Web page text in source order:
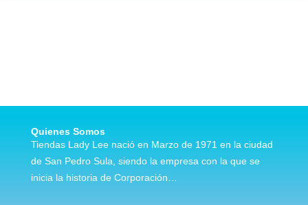
Quienes Somos
Tiendas Lady Lee nació en Marzo de 1971 en la ciudad
de San Pedro Sula, siendo la empresa con la que se
inicia la historia de Corporación…